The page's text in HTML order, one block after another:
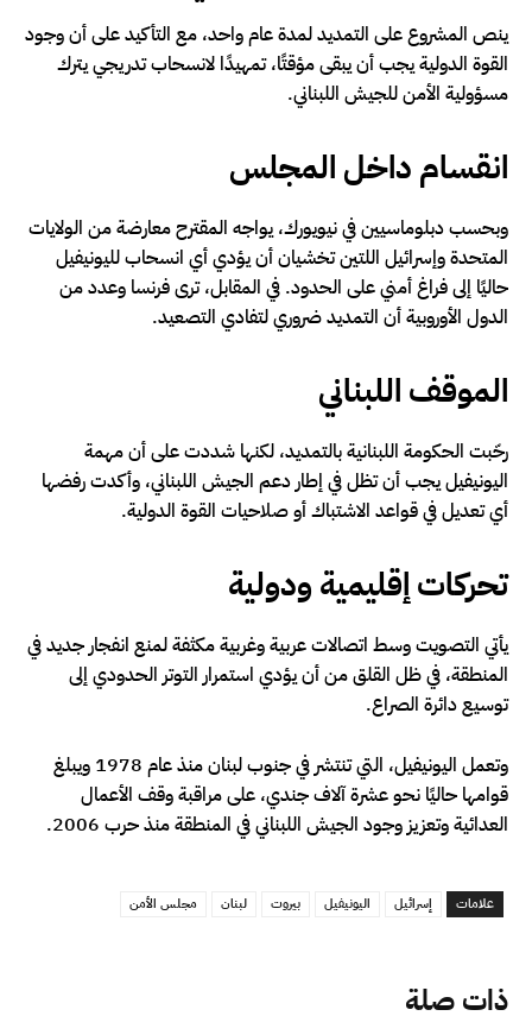
ذات صلة
ينص المشروع على التمديد لمدة عام واحد، مع التأكيد على أن وجود
القوة الدولية يجب أن يبقى مؤقتًا، تمهيدًا لانسحاب تدريجي يترك
مسؤولية الأمن للجيش اللبناني.
انقسام داخل المجلس
وبحسب دبلوماسيين في نيويورك، يواجه المقترح معارضة من الولايات
المتحدة وإسرائيل اللتين تخشيان أن يؤدي أي انسحاب لليونيفيل
حاليًا إلى فراغ أمني على الحدود. في المقابل، ترى فرنسا وعدد من
الدول الأوروبية أن التمديد ضروري لتفادي التصعيد.
الموقف اللبناني
رحّبت الحكومة اللبنانية بالتمديد، لكنها شددت على أن مهمة
اليونيفيل يجب أن تظل في إطار دعم الجيش اللبناني، وأكدت رفضها
أي تعديل في قواعد الاشتباك أو صلاحيات القوة الدولية.
تحركات إقليمية ودولية
يأتي التصويت وسط اتصالات عربية وغربية مكثفة لمنع انفجار جديد في
المنطقة، في ظل القلق من أن يؤدي استمرار التوتر الحدودي إلى
توسيع دائرة الصراع.
وتعمل اليونيفيل، التي تنتشر في جنوب لبنان منذ عام 1978 ويبلغ
قوامها حاليًا نحو عشرة آلاف جندي، على مراقبة وقف الأعمال
العدائية وتعزيز وجود الجيش اللبناني في المنطقة منذ حرب 2006.
علامات إسرائيل اليونيفيل بيروت لبنان مجلس الأمن